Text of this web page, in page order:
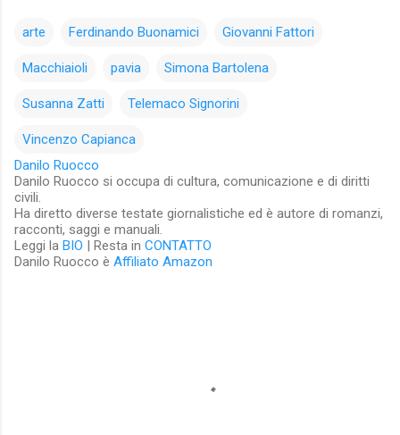
arte Ferdinando Buonamici Giovanni Fattori
Macchiaioli pavia Simona Bartolena
Susanna Zatti Telemaco Signorini
Vincenzo Capianca
Danilo Ruocco
Danilo Ruocco si occupa di cultura, comunicazione e di diritti
civili.
Ha diretto diverse testate giornalistiche ed è autore di romanzi,
racconti, saggi e manuali.
Leggi la BIO | Resta in CONTATTO
Danilo Ruocco è Affiliato Amazon